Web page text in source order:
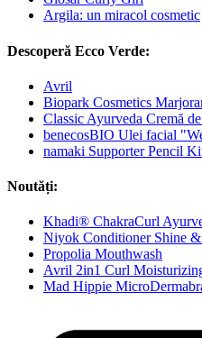
Argila: un miracol cosmetic
Descoperă Ecco Verde:
Avril
Biopark Cosmetics
Classic Ayurveda Cremă
benecosBIO Ulei facial
namaki Supporter Pencil
Noutăți:
Khadi® ChakraCurl
Niyok Conditioner Shine
Propolia Mouthwash
Avril 2in1 Curl
Mad Hippie